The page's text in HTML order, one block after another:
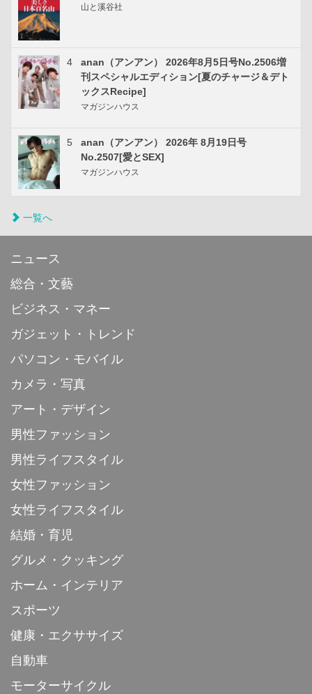
山と溪谷社
4
anan（アンアン） 2026年8月5日号No.2506増
刊スペシャルエディション[夏のチャージ＆デト
ックスRecipe]
マガジンハウス
5
anan（アンアン） 2026年 8月19日号
No.2507[愛とSEX]
マガジンハウス
一覧へ
ニュース
総合・文藝
ビジネス・マネー
ガジェット・トレンド
パソコン・モバイル
カメラ・写真
アート・デザイン
男性ファッション
男性ライフスタイル
女性ファッション
女性ライフスタイル
結婚・育児
グルメ・クッキング
ホーム・インテリア
スポーツ
健康・エクササイズ
自動車
モーターサイクル